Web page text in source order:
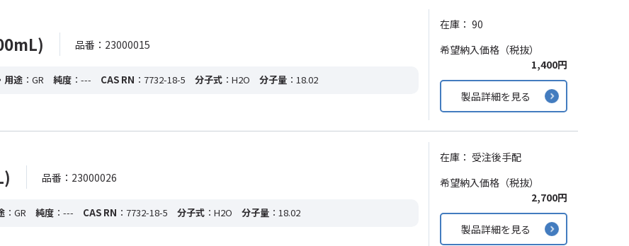
品番：23000015
用途 ：GR 純度 ：--- CAS RN ：7732-18-5 分子式 ：H2O 分子量 ：18.02
在庫： 90
希望納入価格（税抜）
1,400円
製品詳細を見る
品番：23000026
：GR 純度 ：--- CAS RN ：7732-18-5 分子式 ：H2O 分子量 ：18.02
在庫： 受注後手配
希望納入価格（税抜）
2,700円
製品詳細を見る